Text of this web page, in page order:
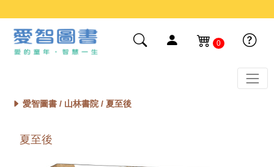
0
愛智圖書 / 山林書院/ 夏至後
夏至後